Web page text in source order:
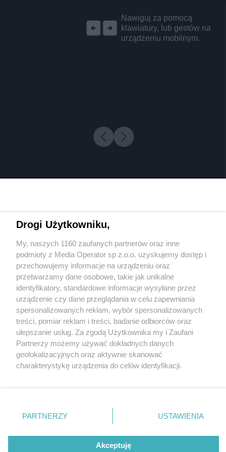
Nawiguj za pomocą
klawiatury, lub gestów na
urządzeniu mobilnym.
24 / 0
Wydawca mediów lokalnych
Nie zapomnij
zapoznać się z:
polityką prywatności regulamin korzystania z portali
Twojemiasto
Piekary Śląskie
Chorzów
Tarnowskie Góry
Gliwice
Skontakuj sięz nami
Kontakt
Wydawca
Redakcja
Drogi Użytkowniku,
My, naszych 1160 zaufanych partnerów oraz inne
podmioty z Media Operator sp z.o.o. uzyskujemy dostęp i
przechowujemy informacje na urządzeniu oraz
przetwarzamy dane osobowe, takie jak unikalne
identyfikatory, standardowe informacje wysyłane przez
urządzenie czy dane przeglądania w celu zapewniania
spersonalizowanych reklam, wybór spersonalizowanych
treści, pomiar reklam i treści, badanie odbiorców oraz
ulepszanie usług. Za zgodą Użytkownika my i Zaufani
Partnerzy możemy używać dokładnych danych
geolokalizacyjnych oraz aktywnie skanować
charakterystykę urządzenia do celów identyfikacji.
zmienić/wycofać klikając przycisk ustawień prywatności
znajdujący się w lewym dolnym rogu strony
rodzaje przetwarzania danych nie wymagają zgody
użytkownika, ale masz prawo sprzeciwić się takiemu
PARTNERZY USTAWIENIA
Akceptuję